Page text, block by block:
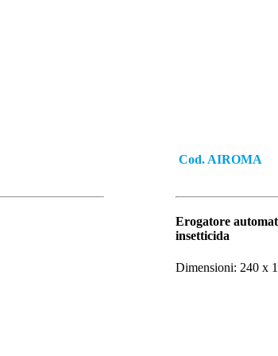
Cod. AIROMA
Erogatore
insetticida
Dimensioni: 240 x